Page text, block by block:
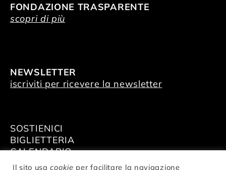
FONDAZIONE TRASPARENTE
scopri di più
NEWSLETTER
iscriviti per ricevere la newsletter
SOSTIENICI
BIGLIETTERIA
CALENDARIO
AFFITTA GLI SPAZI
Il sito usacookie per facilitare la navigazione